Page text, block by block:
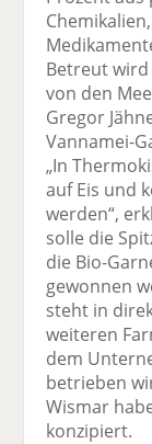
Betreut wird
von den
Gregor
Vannamei-
„In
auf Eis und
werden“,
solle die
die Bio-
gewonnen
steht in
weiteren
dem
betrieben
Wismar
konzipiert.